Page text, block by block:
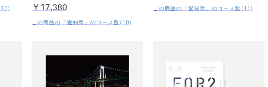
￥17,380
この商品の「愛知県」のコース数(10)
この商品の「愛知県」のコース数(11)